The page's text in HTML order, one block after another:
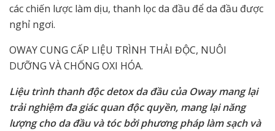
các chiến lược làm dịu, thanh lọc da đầu để da đầu được
nghỉ ngơi.
OWAY CUNG CẤP LIỆU TRÌNH THẢI ĐỘC, NUÔI
DƯỠNG VÀ CHỐNG OXI HÓA.
Liệu trình thanh độc detox da đầu của Oway mang lại
trải nghiệm đa giác quan độc quyền, mang lại năng
lượng cho da đầu và tóc bởi phương pháp làm sạch và